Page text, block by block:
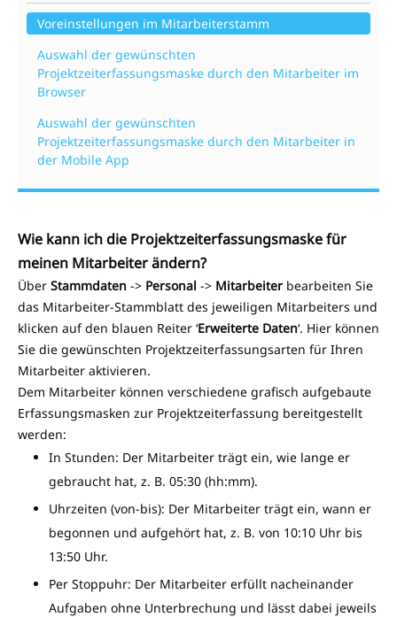
Voreinstellungen im Mitarbeiterstamm
Auswahl der gewünschten
Projektzeiterfassungsmaske durch den Mitarbeiter im
Browser
Auswahl der gewünschten
Projektzeiterfassungsmaske durch den Mitarbeiter in
der Mobile App
Wie kann ich die Projektzeiterfassungsmaske für
meinen Mitarbeiter ändern?
Über Stammdaten -> Personal -> Mitarbeiter bearbeiten Sie
das Mitarbeiter-Stammblatt des jeweiligen Mitarbeiters und
klicken auf den blauen Reiter ‘Erweiterte Daten‘. Hier können
Sie die gewünschten Projektzeiterfassungsarten für Ihren
Mitarbeiter aktivieren.
Dem Mitarbeiter können verschiedene grafisch aufgebaute
Erfassungsmasken zur Projektzeiterfassung bereitgestellt
werden:
In Stunden: Der Mitarbeiter trägt ein, wie lange er
gebraucht hat, z. B. 05:30 (hh:mm).
Uhrzeiten (von-bis): Der Mitarbeiter trägt ein, wann er
begonnen und aufgehört hat, z. B. von 10:10 Uhr bis
13:50 Uhr.
Per Stoppuhr: Der Mitarbeiter erfüllt nacheinander
Aufgaben ohne Unterbrechung und lässt dabei jeweils